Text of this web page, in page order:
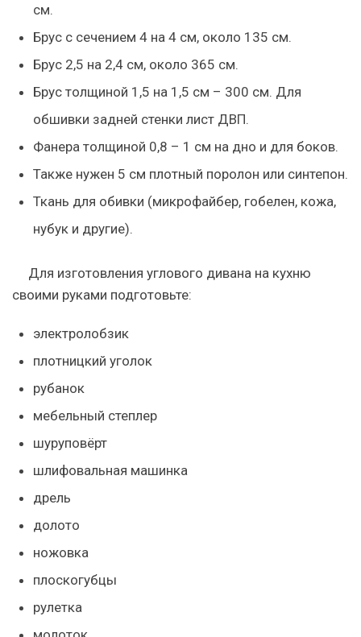
см.
Брус с сечением 4 на 4 см, около 135 см.
Брус 2,5 на 2,4 см, около 365 см.
Брус толщиной 1,5 на 1,5 см – 300 см. Для
обшивки задней стенки лист ДВП.
Фанера толщиной 0,8 – 1 см на дно и для боков.
Также нужен 5 см плотный поролон или синтепон.
Ткань для обивки (микрофайбер, гобелен, кожа,
нубук и другие).
Для изготовления углового дивана на кухню
своими руками подготовьте:
электролобзик
плотницкий уголок
рубанок
мебельный степлер
шуруповёрт
шлифовальная машинка
дрель
долото
ножовка
плоскогубцы
рулетка